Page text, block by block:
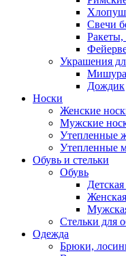
Свечи
Украшения
Мишура
Дождик
Носки
Женские
Мужские
Утепленные
Утепленные
Обувь и стельки
Обувь
Стельки для
Одежда
Брюки,